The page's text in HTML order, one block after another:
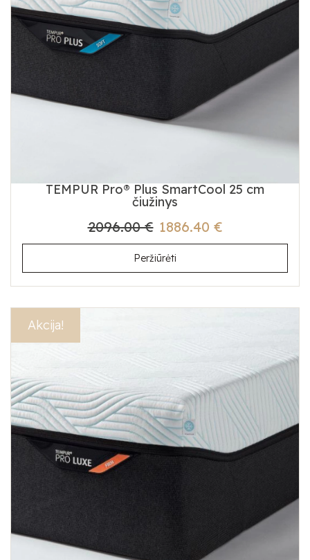
TEMPUR Pro® Plus SmartCool 25 cm
čiužinys
1886.40 €
2096.00 €
Peržiūrėti
Akcija!